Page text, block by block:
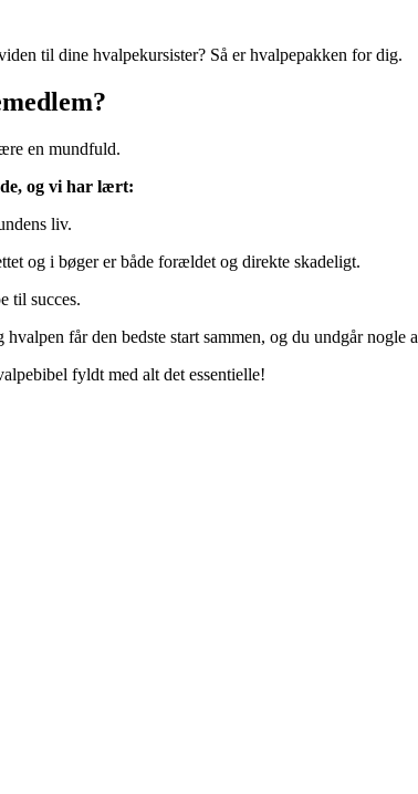
til dine hvalpekursister? Så er hvalpepakken for dig.
en mundfuld.
og vi har lært:
liv.
og i bøger er både forældet og direkte skadeligt.
til succes.
får den bedste start sammen, og du undgår
fyldt med alt det essentielle!